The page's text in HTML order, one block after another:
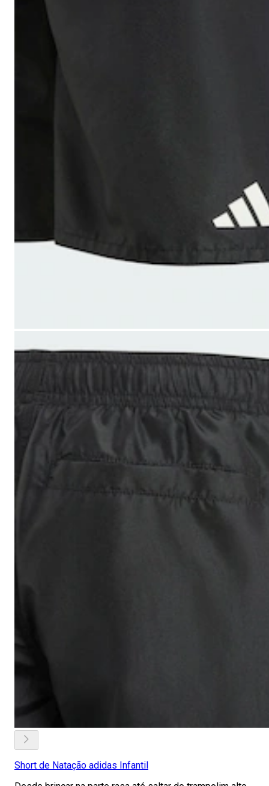
Short de Natação adidas Infantil